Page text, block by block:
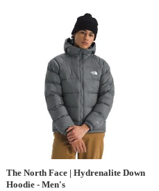
The North Face | Hydrenalite Down
Hoodie - Men's